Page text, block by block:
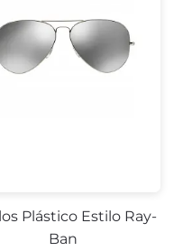
Plástico Estilo Ray-
Ban